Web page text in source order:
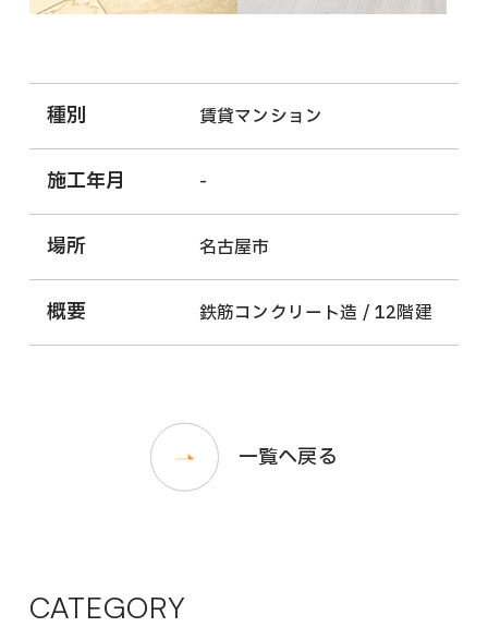
種別 賃貸マンション
施工年月 -
場所 名古屋市
概要 鉄筋コンクリート造 / 12階建
一覧へ戻る
CATEGORY